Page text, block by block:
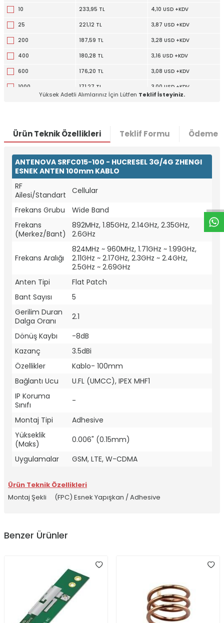
W
h
t
a
p
p
D
e
s
e
H
a
t
t
10 233,95 TL 4,10 USD +KDV
25 221,12 TL 3,87 USD +KDV
200 187,59 TL 3,28 USD +KDV
400 180,28 TL 3,16 USD +KDV
600 176,20 TL 3,08 USD +KDV
1000 171,27 TL 3,00 USD +KDV
Yüksek Adetli Alımlarınız İçin Lütfen Teklif İsteyiniz.
Ürün Teknik Özellikleri Teklif Formu Ödeme
ANTENOVA SRFC015-100 - HUCRESEL 3G/4G ZHENGI
ESNEK ANTEN 100mm KABLO
RF
Ailesi/Standart
Cellular
Frekans Grubu
Wide Band
Frekans
(Merkez/Bant)
892MHz, 1.85GHz, 2.14GHz, 2.35GHz,
2.6GHz
Frekans Aralığı
824MHz ~ 960MHz, 1.71GHz ~ 1.99GHz,
2.11GHz ~ 2.17GHz, 2.3GHz ~ 2.4GHz,
2.5GHz ~ 2.69GHz
Anten Tipi
Flat Patch
Bant Sayısı
5
Gerilim Duran
Dalga Oranı
2.1
Dönüş Kaybı
-8dB
Kazanç
3.5dBi
Özellikler
Kablo- 100mm
Bağlantı Ucu
U.FL (UMCC), IPEX MHF1
IP Koruma
Sınıfı
-
Montaj Tipi
Adhesive
Yükseklik
(Maks)
0.006" (0.15mm)
Uygulamalar
GSM, LTE, W-CDMA
Ürün Teknik Özellikleri
Montaj Şekli
(FPC) Esnek Yapışkan / Adhesive
Benzer Ürünler